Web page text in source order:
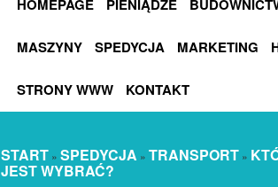
HOMEPAGE PIENIĄDZE
MASZYNY SPEDYCJA MARKETING
STRONY WWW KONTAKT
START » SPEDYCJA » TRANSPORT »
JEST WYBRAĆ?